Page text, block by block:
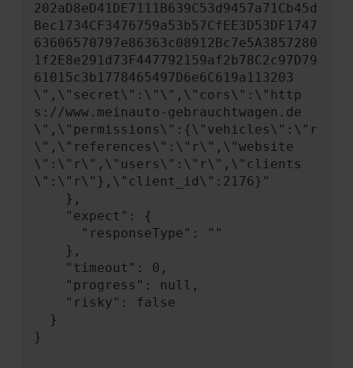
202aD8eD41DE7111B639C53d9457a71Cb45d
Bec1734CF3476759a53b57CfEE3D53DF1747
63606570797e86363c08912Bc7e5A3857280
1f2E8e291d73F447792159af2b78C2c97D79
61015c3b1778465497D6e6C619a113203
\",\"secret\":\"\",\"cors\":\"http
s://www.meinauto-gebrauchtwagen.de
\",\"permissions\":{\"vehicles\":\"r
\",\"references\":\"r\",\"website
\":\"r\",\"users\":\"r\",\"clients
\":\"r\"},\"client_id\":2176}"
}